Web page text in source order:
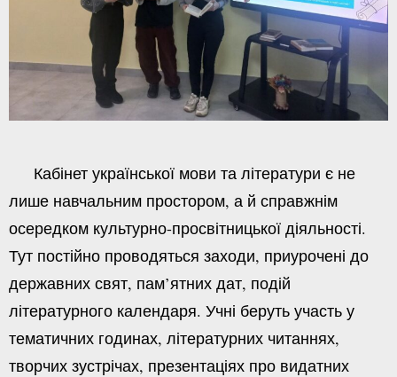
Кабінет української мови та літератури є не
лише навчальним простором, а й справжнім
осередком культурно-просвітницької діяльності.
Тут постійно проводяться заходи, приурочені до
державних свят, пам’ятних дат, подій
літературного календаря. Учні беруть участь у
тематичних годинах, літературних читаннях,
творчих зустрічах, презентаціях про видатних